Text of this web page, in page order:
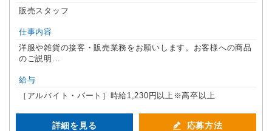
販売スタッフ
仕事内容
洋服や雑貨の接客・販売業務をお願いします。お客様への商品
のご説明...
給与
［アルバイト・パート］時給1,230円以上※高卒以上
詳細を見る 応募方法